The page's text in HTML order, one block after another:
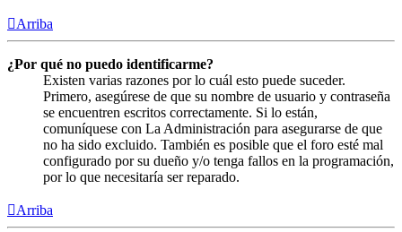
Arriba
¿Por qué no puedo identificarme?
Existen varias razones por lo cuál esto puede suceder.
Primero, asegúrese de que su nombre de usuario y contraseña
se encuentren escritos correctamente. Si lo están,
comuníquese con La Administración para asegurarse de que
no ha sido excluido. También es posible que el foro esté mal
configurado por su dueño y/o tenga fallos en la programación,
por lo que necesitaría ser reparado.
Arriba